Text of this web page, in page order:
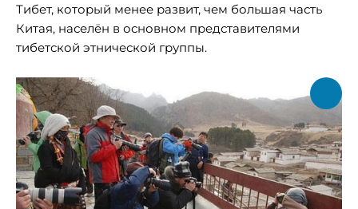
Тибет, который менее развит, чем большая часть
Китая, населён в основном представителями
тибетской этнической группы.